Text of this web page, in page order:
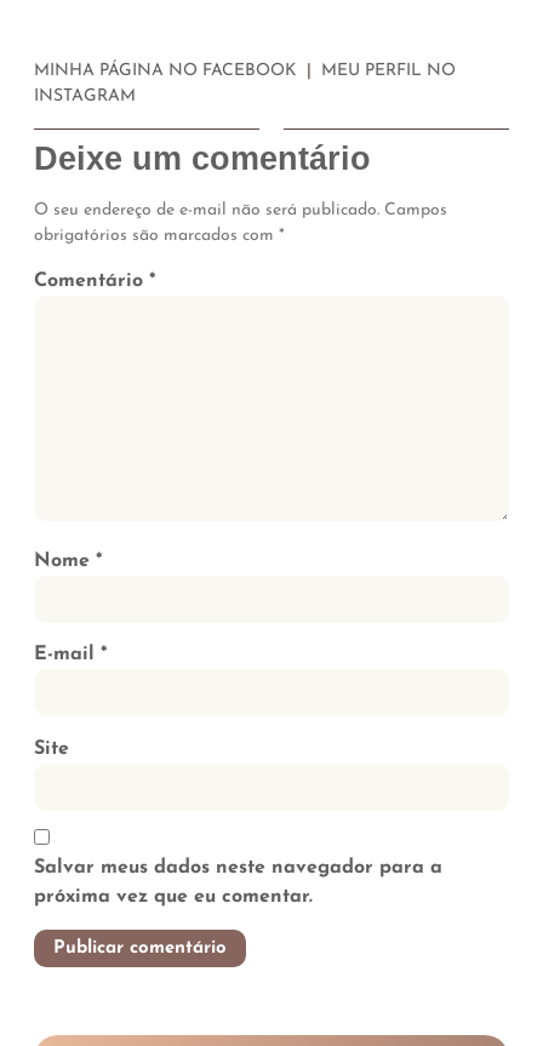
MINHA PÁGINA NO FACEBOOK
MEU PERFIL NO
INSTAGRAM
Deixe um comentário
O seu endereço de e-mail não será publicado. Campos
obrigatórios são marcados com *
Comentário *
Nome *
E-mail *
Site
Salvar meus dados neste navegador para a
próxima vez que eu comentar.